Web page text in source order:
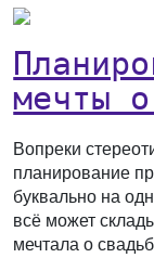
мечты
Вопреки
планирование
буквально на
всё может
мечтала о